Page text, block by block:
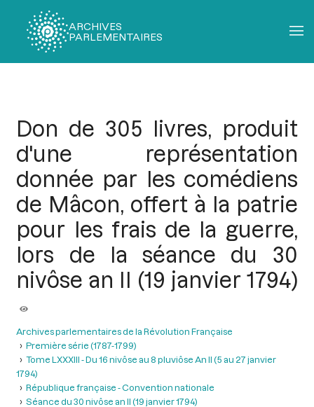
ARCHIVES
PARLEMENTAIRES
Don de 305 livres, produit
d'une représentation
donnée par les comédiens
de Mâcon, offert à la patrie
pour les frais de la guerre,
lors de la séance du 30
nivôse an II (19 janvier 1794)
Archives parlementaires de la Révolution Française
Première série (1787-1799)
Tome LXXXIII - Du 16 nivôse au 8 pluviôse An II (5 au 27 janvier
1794)
République française - Convention nationale
Séance du 30 nivôse an II (19 janvier 1794)